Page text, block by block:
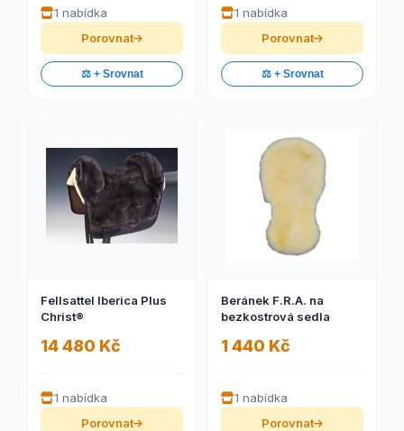
1 nabídka
Porovnat
⚖️ + Srovnat
1 nabídka
Porovnat
⚖️ + Srovnat
Fellsattel Iberica Plus
Christ®
14 480 Kč
1 nabídka
Porovnat
Beránek F.R.A. na
bezkostrová sedla
1 440 Kč
1 nabídka
Porovnat